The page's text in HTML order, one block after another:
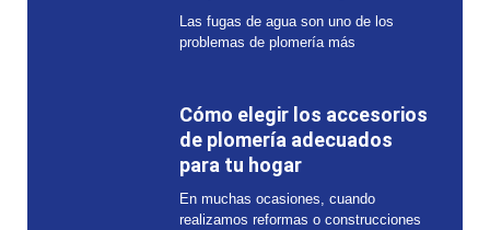
Las fugas de agua son uno de los
problemas de plomería más
Cómo elegir los accesorios
de plomería adecuados
para tu hogar
En muchas ocasiones, cuando
realizamos reformas o construcciones